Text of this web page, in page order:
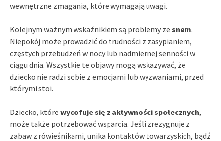
wewnętrzne zmagania, które wymagają uwagi.
Kolejnym ważnym wskaźnikiem są problemy ze snem.
Niepokój może prowadzić do trudności z zasypianiem,
częstych przebudzeń w nocy lub nadmiernej senności w
ciągu dnia. Wszystkie te objawy mogą wskazywać, że
dziecko nie radzi sobie z emocjami lub wyzwaniami, przed
którymi stoi.
Dziecko, które wycofuje się z aktywności społecznych,
może także potrzebować wsparcia. Jeśli zrezygnuje z
zabaw z rówieśnikami, unika kontaktów towarzyskich, bądź